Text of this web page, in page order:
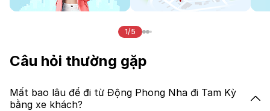
1/5
Câu hỏi thường gặp
Mất bao lâu để đi từ Động Phong Nha đi Tam Kỳ
bằng xe khách?